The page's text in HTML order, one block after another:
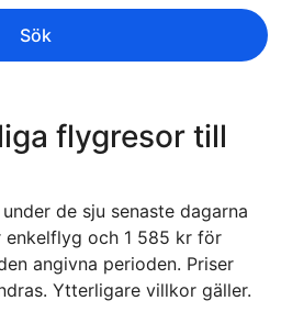
Sök
flygresor till
de sju senaste dagarna
och 1 585 kr för
angivna perioden. Priser
Ytterligare villkor gäller.